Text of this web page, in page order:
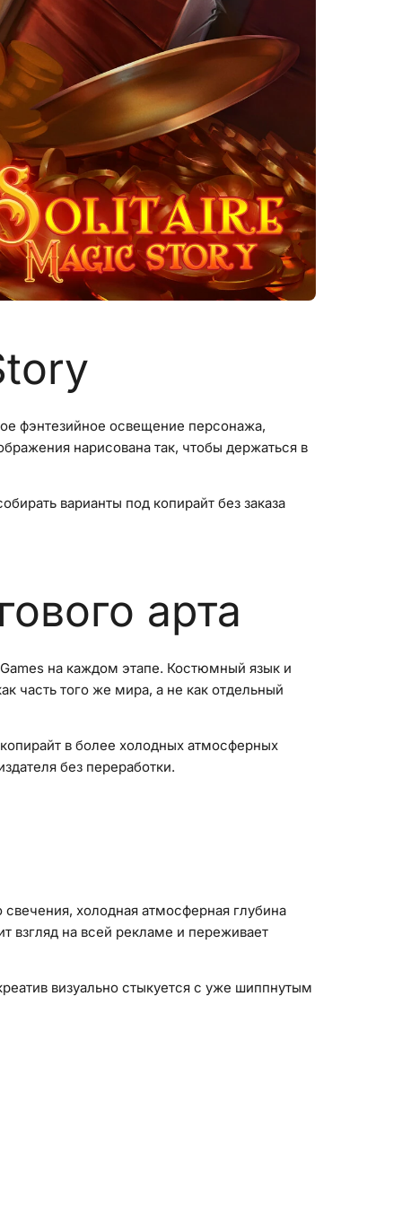
фэнтезийное освещение персонажа,
нарисована так, чтобы держаться в
варианты под копирайт без заказа
арта
на каждом этапе. Костюмный язык и
часть того же мира, а не как отдельный
в более холодных атмосферных
без переработки.
холодная атмосферная глубина
взгляд на всей рекламе и переживает
визуально стыкуется с уже шиппнутым